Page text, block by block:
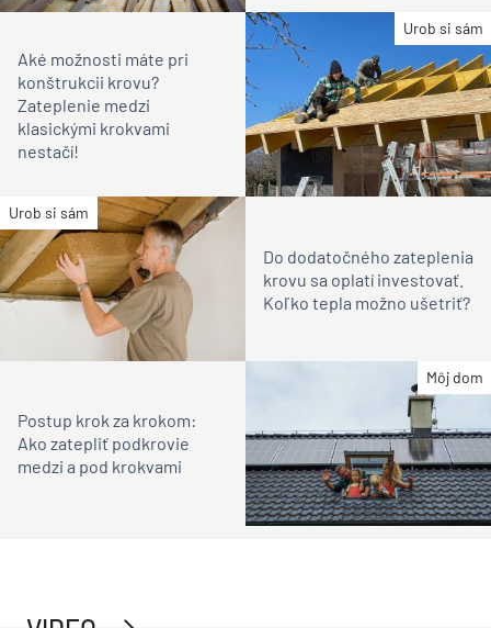
Urob si sám
Aké možnosti máte pri
konštrukcii krovu?
Zateplenie medzi
klasickými krokvami
nestačí!
Urob si sám
Do dodatočného zateplenia
krovu sa oplatí investovať.
Koľko tepla možno ušetriť?
Môj dom
Postup krok za krokom:
Ako zatepliť podkrovie
medzi a pod krokvami